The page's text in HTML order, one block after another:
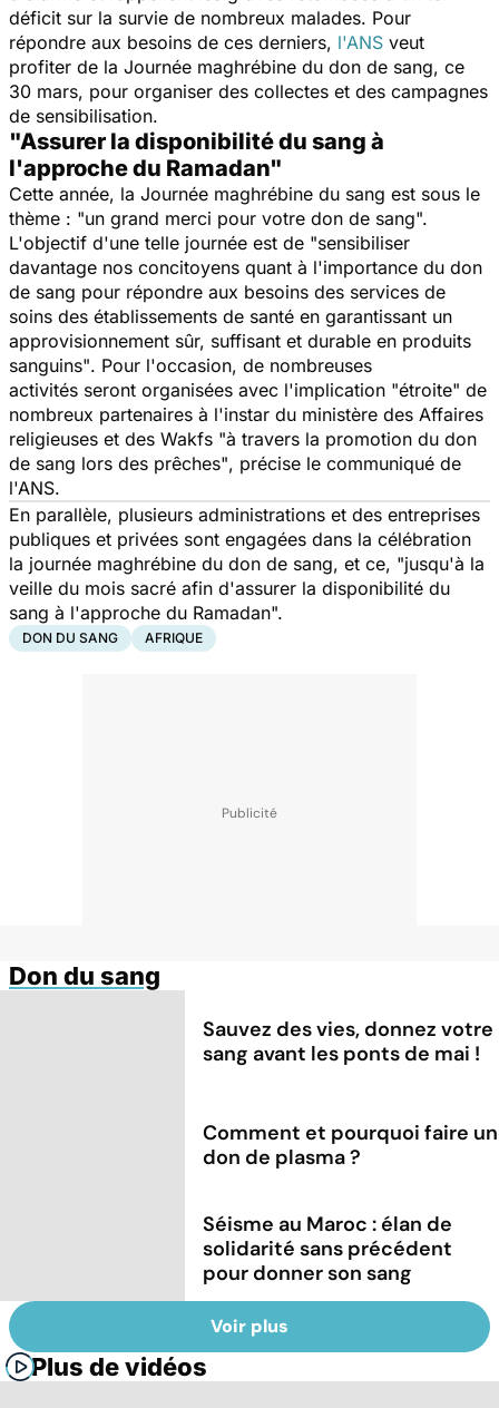
déficit sur la survie de nombreux malades. Pour
répondre aux besoins de ces derniers, l'ANS veut
profiter de la Journée maghrébine du don de sang, ce
30 mars, pour organiser des collectes et des campagnes
de sensibilisation.
"Assurer la disponibilité du sang à
l'approche du Ramadan"
Cette année, la Journée maghrébine du sang est sous le
thème : "un grand merci pour votre don de sang".
L'objectif d'une telle journée est de "sensibiliser
davantage nos concitoyens quant à l'importance du don
de sang pour répondre aux besoins des services de
soins des établissements de santé en garantissant un
approvisionnement sûr, suffisant et durable en produits
sanguins". Pour l'occasion, de nombreuses
activités seront organisées avec l'implication "étroite" de
nombreux partenaires à l'instar du ministère des Affaires
religieuses et des Wakfs "à travers la promotion du don
de sang lors des prêches", précise le communiqué de
l'ANS.
En parallèle, plusieurs administrations et des entreprises
publiques et privées sont engagées dans la célébration
la journée maghrébine du don de sang, et ce, "jusqu'à la
veille du mois sacré afin d'assurer la disponibilité du
sang à l'approche du Ramadan".
DON DU SANG AFRIQUE
Don du sang
Sauvez des vies, donnez votre
sang avant les ponts de mai !
Comment et pourquoi faire un
don de plasma ?
Séisme au Maroc : élan de
solidarité sans précédent
pour donner son sang
Voir plus
Plus de vidéos